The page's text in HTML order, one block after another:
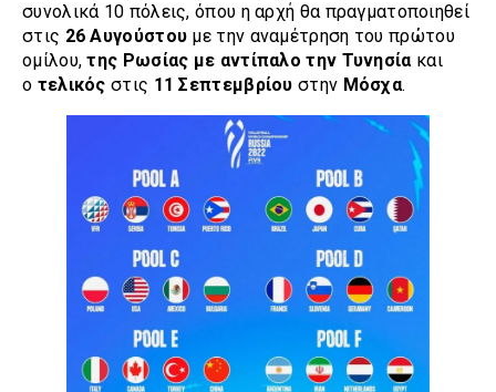
συνολικά 10 πόλεις, όπου η αρχή θα πραγματοποιηθεί
στις 26 Αυγούστου με την αναμέτρηση του πρώτου
ομίλου,της Ρωσίας με αντίπαλο την Τυνησίακαι
ο τελικός στις 11 Σεπτεμβρίου στην Μόσχα.